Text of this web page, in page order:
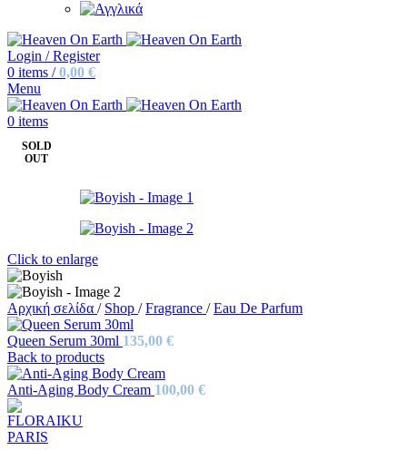
Login / Register
0 items / 0,00 €
Menu
0 items
SOLD
OUT
Click to enlarge
Αρχική σελίδα / Shop / Fragrance / Eau De Parfum
Queen Serum 30ml 135,00 €
Back to products
Anti-Aging Body Cream 100,00 €